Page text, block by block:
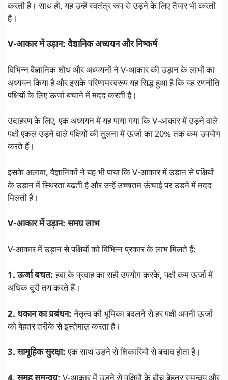
करती है। साथ ही, यह उन्हें स्वतंत्र रूप से उड़ने के लिए तैयार भी करती
है।
V-आकार में उड़ान: वैज्ञानिक अध्ययन और निष्कर्ष
विभिन्न वैज्ञानिक शोध और अध्ययनों ने V-आकार की उड़ान के लाभों का
अध्ययन किया है और इसके परिणामस्वरूप यह सिद्ध हुआ है कि यह रणनीति
पक्षियों के लिए ऊर्जा बचाने में मदद करती है।
उदाहरण के लिए, एक अध्ययन में यह पाया गया कि V-आकार में उड़ने वाले
पक्षी एकल उड़ने वाले पक्षियों की तुलना में ऊर्जा का 20% तक कम उपयोग
करते हैं।
इसके अलावा, वैज्ञानिकों ने यह भी पाया कि V-आकार में उड़ान से पक्षियों
के उड़ान में स्थिरता बढ़ती है और उन्हें उच्चतम ऊंचाई पर उड़ने में मदद
मिलती है।
V-आकार में उड़ान: समग्र लाभ
V-आकार में उड़ान से पक्षियों को विभिन्न प्रकार के लाभ मिलते हैं:
1. ऊर्जा बचत:हवा के प्रवाह का सही उपयोग करके, पक्षी कम ऊर्जा में
अधिक दूरी तय करते हैं।
2. थकान का प्रबंधन:नेतृत्व की भूमिका बदलने से हर पक्षी अपनी ऊर्जा
को बेहतर तरीके से इस्तेमाल करता है।
3. सामूहिक सुरक्षा:एक साथ उड़ने से शिकारियों से बचाव होता है।